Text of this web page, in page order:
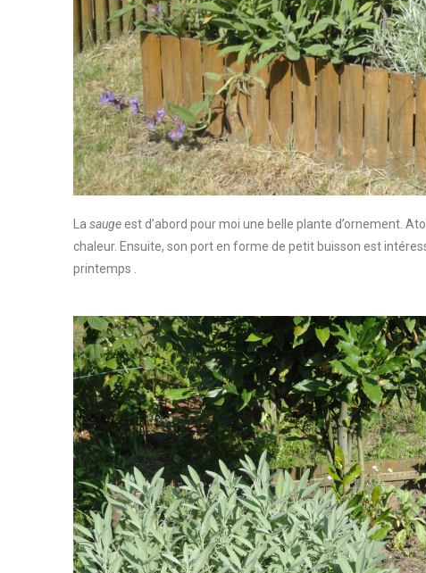
La saugeest d’abord pour moi une belle plante d’ornement.
chaleur. Ensuite, son port en forme de petit buisson est
printemps .